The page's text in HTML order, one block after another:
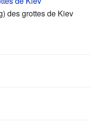
des grottes de Kiev